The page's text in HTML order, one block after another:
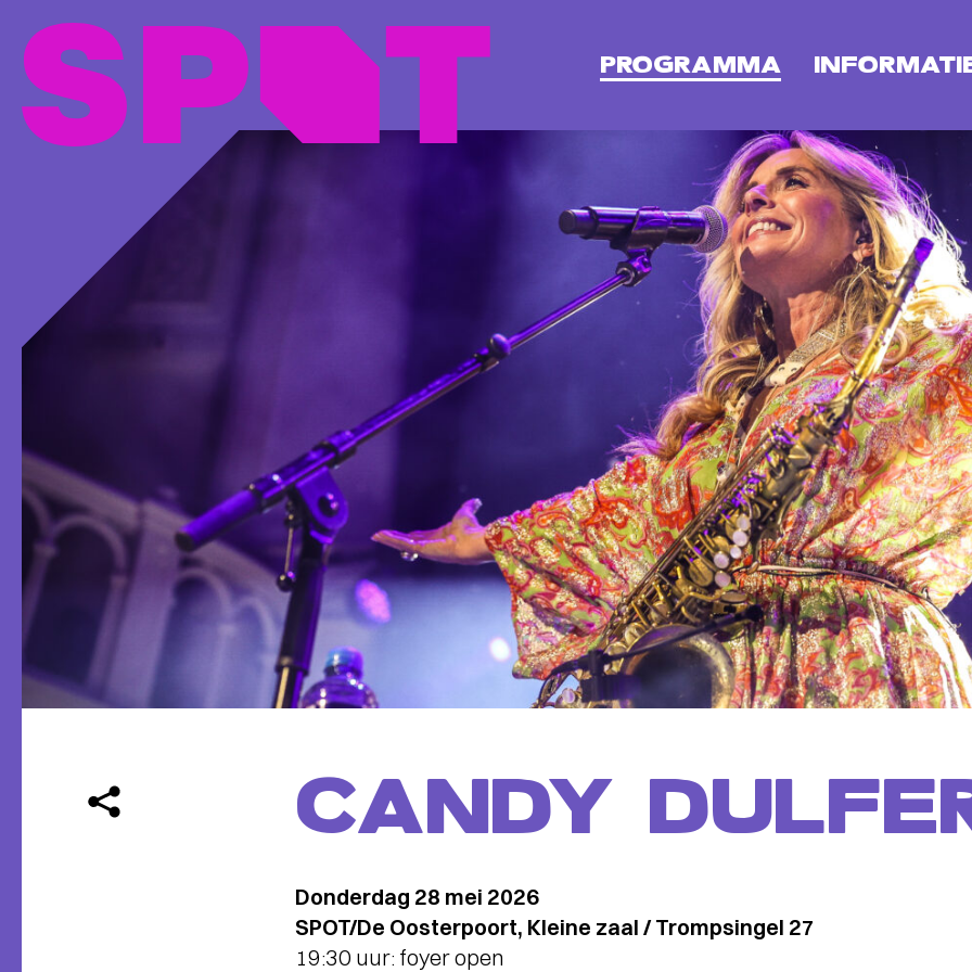
PROGRAMMA
CANDY
Donderdag 28 mei 2026
SPOT/De Oosterpoort, Kleine zaal / Trompsingel 27
19:30 uur: foyer open